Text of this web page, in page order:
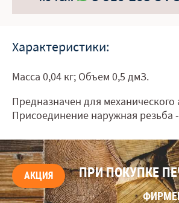
Характеристики:
Масса 0,04 кг; Объем 0,5 дмЗ.
Предназначен для механического
Присоединение наружная резьба
АКЦИЯ ПРИ ПОКУПКЕ